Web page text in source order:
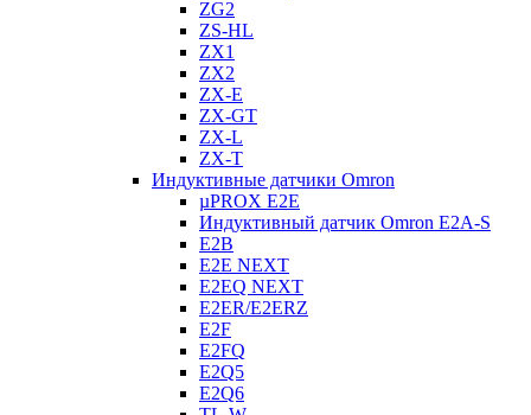
ZG2
ZS-HL
ZX1
ZX2
ZX-E
ZX-GT
ZX-L
ZX-T
Индуктивные датчики Omron
µPROX E2E
Индуктивный датчик Omron E2A-S
E2B
E2E NEXT
E2EQ NEXT
E2ER/E2ERZ
E2F
E2FQ
E2Q5
E2Q6